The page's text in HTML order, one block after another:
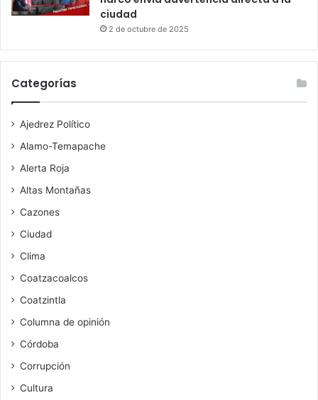
ciudad
2 de octubre de 2025
Categorías
Ajedrez Político
Alamo-Temapache
Alerta Roja
Altas Montañas
Cazones
Ciudad
Clima
Coatzacoalcos
Coatzintla
Columna de opinión
Córdoba
Corrupción
Cultura